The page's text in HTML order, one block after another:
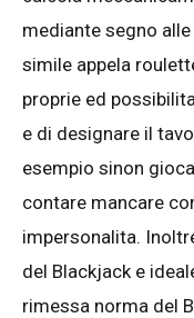
mediante segno
simile appela
proprie ed
e di designare il
esempio sinon
contare mancare
impersonalita.
del Blackjack e
rimessa norma del